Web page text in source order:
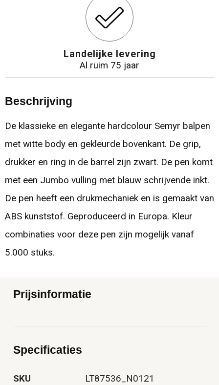
Landelijke levering
Al ruim 75 jaar
Beschrijving
De klassieke en elegante hardcolour Semyr balpen
met witte body en gekleurde bovenkant. De grip,
drukker en ring in de barrel zijn zwart. De pen komt
met een Jumbo vulling met blauw schrijvende inkt.
De pen heeft een drukmechaniek en is gemaakt van
ABS kunststof. Geproduceerd in Europa. Kleur
combinaties voor deze pen zijn mogelijk vanaf
5.000 stuks.
Prijsinformatie
Specificaties
SKU LT87536_N0121